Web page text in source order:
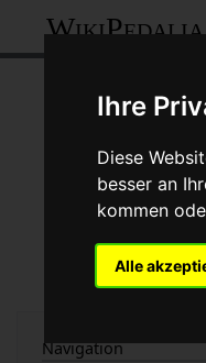
Ihre
Diese
besser an
kommen
Alle
WikiPedalia
Navigation